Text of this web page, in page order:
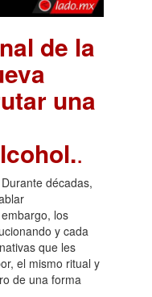
de la
una
.
décadas,
los
y cada
que les
el mismo ritual y
de una forma